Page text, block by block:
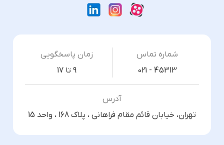
شماره تماس
021 - 45313
زمان پاسخگویی
9 تا 17
آدرس
تهران، خیابان قائم مقام فراهانی ، پلاک 168 ، واحد 15